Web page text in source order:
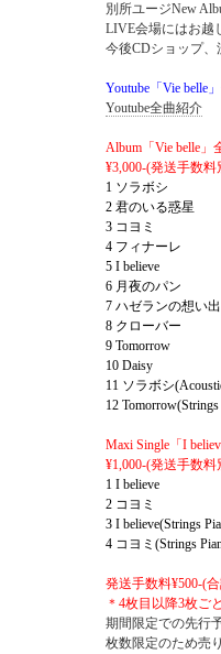
別所ユージNew
LIVE会場にはお越
今後CDショップ、
Youtube「Vie belle
Youtube全曲紹介
Album「Vie belle」
¥3,000-(発送手数料
1 ソラボシ
2 君のいる惑星
3 コヨミ
4 フィナーレ
5 I believe
6 月夜のパン
7 ハゼランの想い出
8 クローバー
9 Tomorrow
10 Daisy
11 ソラボシ
12 Tomorrow(Strings
Maxi Single「I
¥1,000-(発送手数料
1 I believe
2 コヨミ
3 I believe(Strings
4 コヨミ (Strings
発送手数料¥500-(
＊4枚目以降3枚ご
期間限定での先行
枚数限定のため売